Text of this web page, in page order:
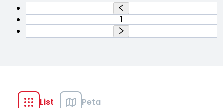
1
List Peta